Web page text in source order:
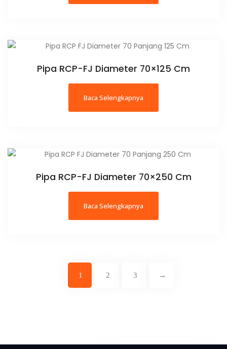
Pipa RCP-FJ Diameter 70×125 Cm
Baca Selengkapnya
Pipa RCP-FJ Diameter 70×250 Cm
Baca Selengkapnya
1 2 3 →